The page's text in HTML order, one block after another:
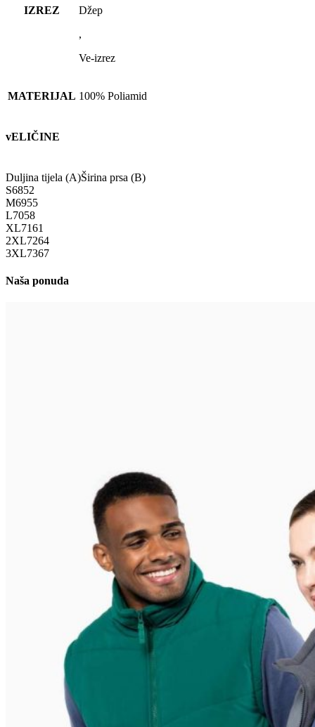
IZREZ
Džep
,
Ve-izrez
MATERIJAL 100% Poliamid
vELIČINE
Duljina tijela (A)Širina prsa (B)
S6852
M6955
L7058
XL7161
2XL7264
3XL7367
Naša ponuda